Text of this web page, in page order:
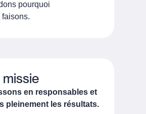
pourquoi
faisons.
en responsables et
pleinement les résultats.